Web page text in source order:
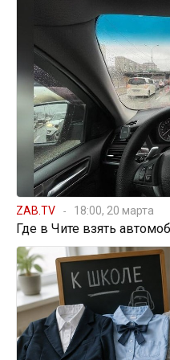
ZAB.TV 18:00, 20 марта
Где в Чите взять